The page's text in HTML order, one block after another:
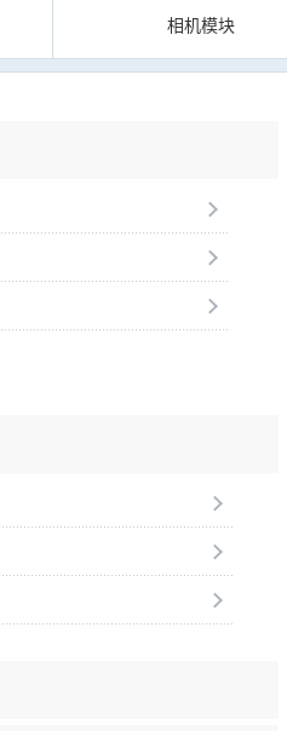
相机模块